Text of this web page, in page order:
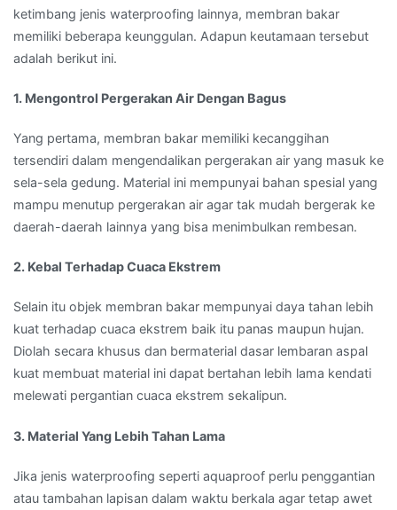
ketimbang jenis waterproofing lainnya, membran bakar
memiliki beberapa keunggulan. Adapun keutamaan tersebut
adalah berikut ini.
1. Mengontrol Pergerakan Air Dengan Bagus
Yang pertama, membran bakar memiliki kecanggihan
tersendiri dalam mengendalikan pergerakan air yang masuk ke
sela-sela gedung. Material ini mempunyai bahan spesial yang
mampu menutup pergerakan air agar tak mudah bergerak ke
daerah-daerah lainnya yang bisa menimbulkan rembesan.
2. Kebal Terhadap Cuaca Ekstrem
Selain itu objek membran bakar mempunyai daya tahan lebih
kuat terhadap cuaca ekstrem baik itu panas maupun hujan.
Diolah secara khusus dan bermaterial dasar lembaran aspal
kuat membuat material ini dapat bertahan lebih lama kendati
melewati pergantian cuaca ekstrem sekalipun.
3. Material Yang Lebih Tahan Lama
Jika jenis waterproofing seperti aquaproof perlu penggantian
atau tambahan lapisan dalam waktu berkala agar tetap awet